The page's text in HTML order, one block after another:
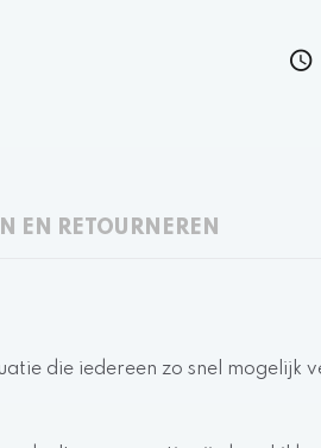
EN RETOURNEREN
die iedereen zo snel